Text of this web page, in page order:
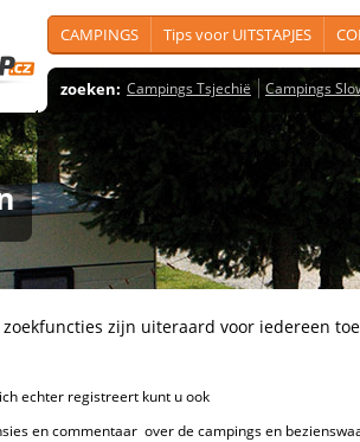
CAMPINGS Tips voor UITSTAPJES
zoeken: Campings Tsjechië Campings
zijn uiteraard voor iedereen
registreert kunt u ook
commentaar over de campings en